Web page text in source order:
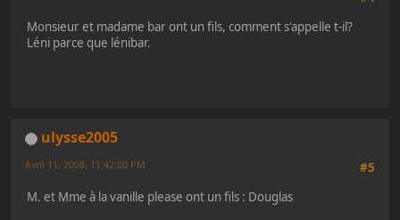
Monsieur et madame bar ont un fils, comment s'appelle t-il?
Léni parce que lénibar.
ulysse2005
#5
Avril 11, 2008, 11:42:00 PM
M. et Mme à la vanille please ont un fils : Douglas